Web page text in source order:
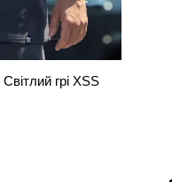
грі XSS